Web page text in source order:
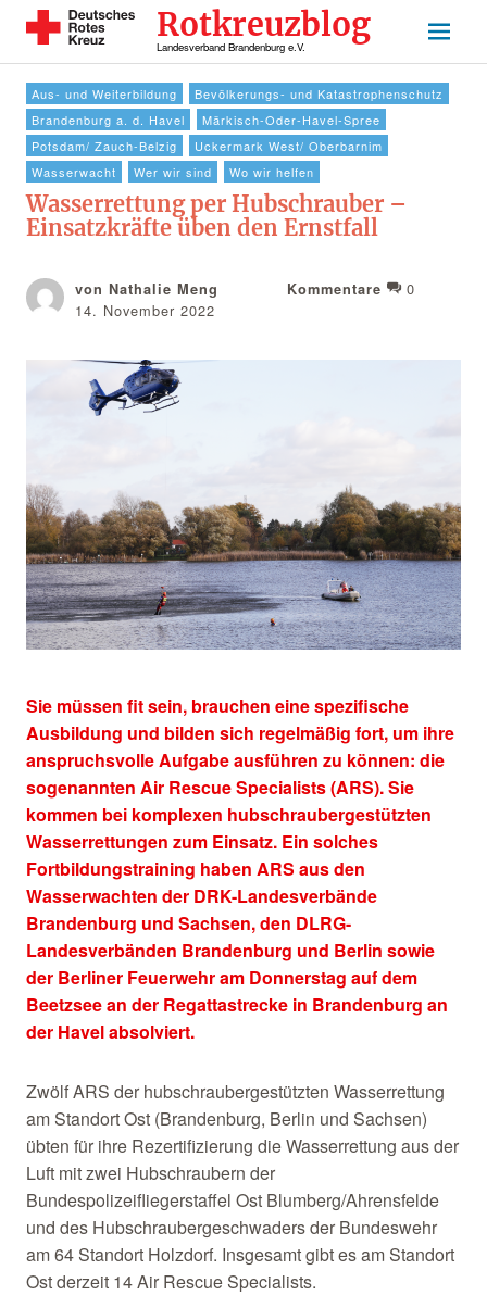
Rotkreuzblog
Landesverband Brandenburg e.V.
Aus- und Weiterbildung
Bevölkerungs- und Katastrophenschutz
Brandenburg a. d. Havel
Märkisch-Oder-Havel-Spree
Potsdam/ Zauch-Belzig
Uckermark West/ Oberbarnim
Wasserwacht
Wer wir sind Wo wir helfen
Wasserrettung per Hubschrauber –
Einsatzkräfte üben den Ernstfall
von Nathalie Meng
14. November 2022
Kommentare 0
Sie müssen fit sein, brauchen eine spezifische
Ausbildung und bilden sich regelmäßig fort, um ihre
anspruchsvolle Aufgabe ausführen zu können: die
sogenannten Air Rescue Specialists (ARS). Sie
kommen bei komplexen hubschraubergestützten
Wasserrettungen zum Einsatz. Ein solches
Fortbildungstraining haben ARS aus den
Wasserwachten der DRK-Landesverbände
Brandenburg und Sachsen, den DLRG-
Landesverbänden Brandenburg und Berlin sowie
der Berliner Feuerwehr am Donnerstag auf dem
Beetzsee an der Regattastrecke in Brandenburg an
der Havel absolviert.
Zwölf ARS der hubschraubergestützten Wasserrettung
am Standort Ost (Brandenburg, Berlin und Sachsen)
übten für ihre Rezertifizierung die Wasserrettung aus der
Luft mit zwei Hubschraubern der
Bundespolizeifliegerstaffel Ost Blumberg/Ahrensfelde
und des Hubschraubergeschwaders der Bundeswehr
am 64 Standort Holzdorf. Insgesamt gibt es am Standort
Ost derzeit 14 Air Rescue Specialists.